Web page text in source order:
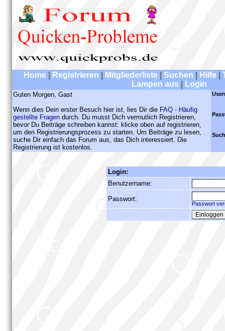
Home Registrieren Mitgliederliste Suchen Hilfe
Lampen aus
Login
Guten Morgen, Gast
Wenn dies Dein erster Besuch hier ist, lies Dir die FAQ - Häufig
gestellte Fragen durch. Du musst Dich vermutlich Registrieren,
bevor Du Beiträge schreiben kannst: klicke oben auf registrieren,
um den Registrierungsprozess zu starten. Um Beiträge zu lesen,
suche Dir einfach das Forum aus, das Dich interessiert. Die
Registrierung ist kostenlos.
Login:
Benutzername:
Passwort:
Passwort